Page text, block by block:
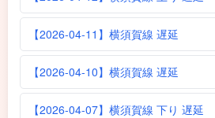
【2026-04-11】横須賀線 遅延
【2026-04-10】横須賀線 遅延
【2026-04-07】横須賀線 下り 遅延